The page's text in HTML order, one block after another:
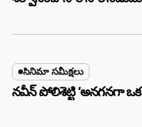
సినిమా సమీక్షలు
నవీన్ పోలిశెట్టి ‘అనగనగా